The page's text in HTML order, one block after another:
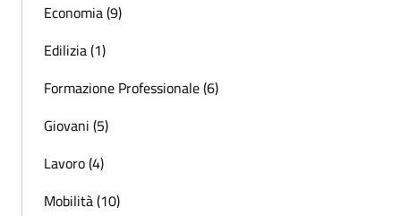
Economia (9)
Edilizia (1)
Formazione Professionale (6)
Giovani (5)
Lavoro (4)
Mobilità (10)